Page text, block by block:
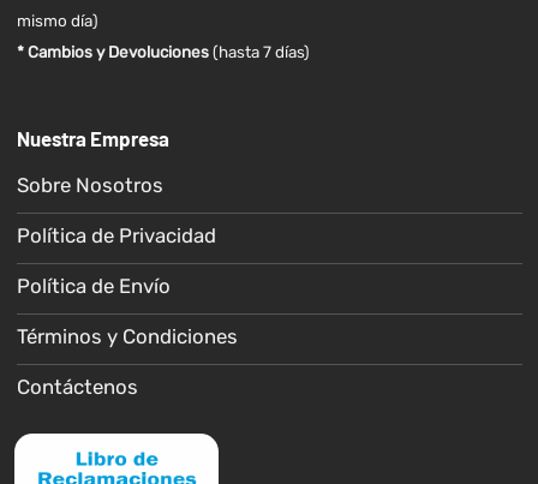
mismo día)
* Cambios y Devoluciones (hasta 7 días)
Nuestra Empresa
Sobre Nosotros
Política de Privacidad
Política de Envío
Términos y Condiciones
Contáctenos